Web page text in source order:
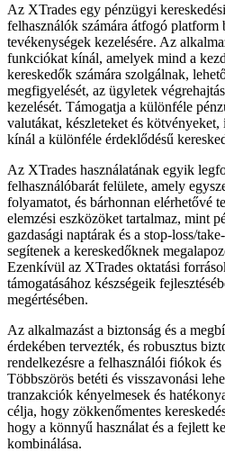
Az XTrades egy pénzügyi
felhasználók számára átfogó platform
tevékenységek kezelésére. Az
funkciókat kínál, amelyek mind a
kereskedők számára szolgálnak,
megfigyelését, az ügyletek
kezelését. Támogatja a különféle
valutákat, készleteket és
kínál a különféle érdeklődésű
Az XTrades használatának egyik
felhasználóbarát felülete, amely
folyamatot, és bárhonnan elérhetővé
elemzési eszközöket tartalmaz, mint
gazdasági naptárak és a stop-loss/
segítenek a kereskedőknek
Ezenkívül az XTrades oktatási
támogatásához készségeik
megértésében.
Az alkalmazást a biztonság és a
érdekében tervezték, és robusztus
rendelkezésre a felhasználói fiókok
Többszörös betéti és visszavonási
tranzakciók kényelmesek és
célja, hogy zökkenőmentes
hogy a könnyű használat és a fejlett
kombinálása.